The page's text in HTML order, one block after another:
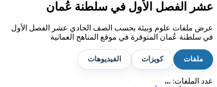
عشر الفصل الأول في سلطنة عُمان
عرض ملفات علوم وبيئة بحسب الصف الحادي عشر الفصل الأول
في سلطنة عُمان المتوفرة في موقع المناهج العمانية
ملفات كويزات الفيديوهات
عدد الملفات: ...